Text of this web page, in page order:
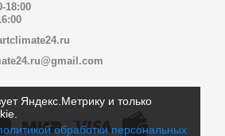
Яндекс.Метрику и только
обработки персональных
18:00